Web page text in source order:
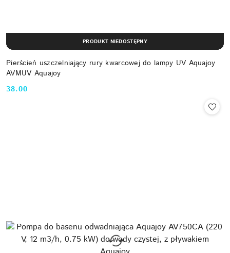
Pierścień uszczelniający rury kwarcowej do lampy UV Aquajoy
AVMUV Aquajoy
Cena:
38.00
PRODUKT NIEDOSTĘPNY